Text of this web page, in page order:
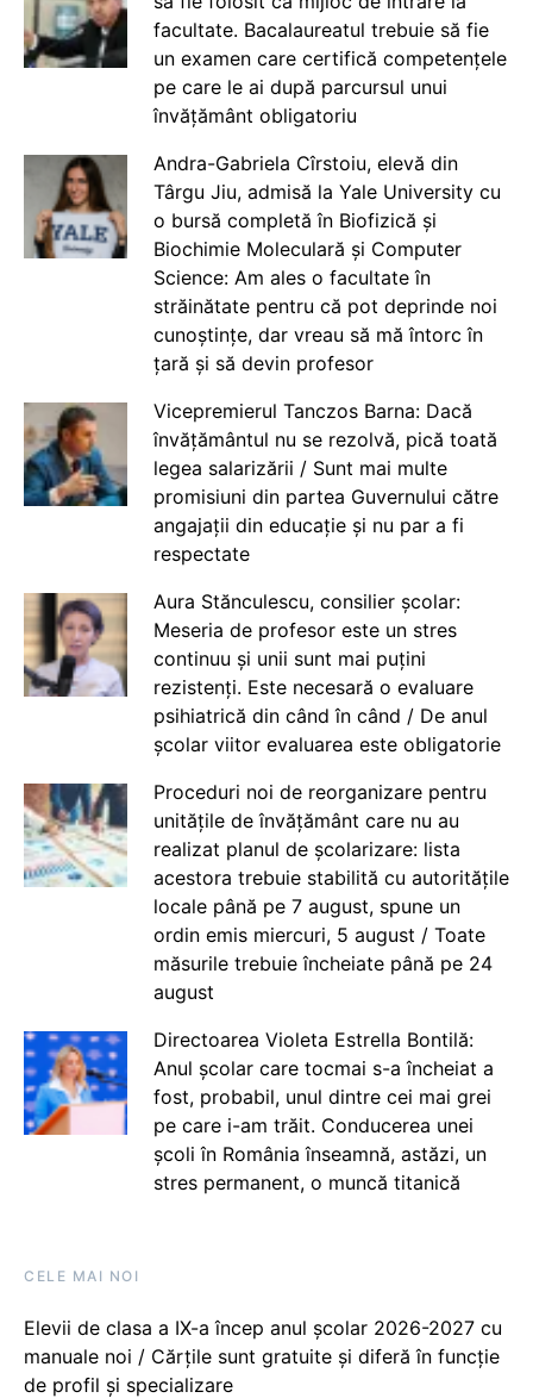
facultate. Bacalaureatul trebuie să fie
un examen care certifică competențele
pe care le ai după parcursul unui
învățământ obligatoriu
Andra-Gabriela Cîrstoiu, elevă din
Târgu Jiu, admisă la Yale University cu
o bursă completă în Biofizică și
Biochimie Moleculară și Computer
Science: Am ales o facultate în
străinătate pentru că pot deprinde noi
cunoștințe, dar vreau să mă întorc în
țară și să devin profesor
Vicepremierul Tanczos Barna: Dacă
învățământul nu se rezolvă, pică toată
legea salarizării / Sunt mai multe
promisiuni din partea Guvernului către
angajații din educație și nu par a fi
respectate
Aura Stănculescu, consilier școlar:
Meseria de profesor este un stres
continuu și unii sunt mai puțini
rezistenți. Este necesară o evaluare
psihiatrică din când în când / De anul
școlar viitor evaluarea este obligatorie
Proceduri noi de reorganizare pentru
unitățile de învățământ care nu au
realizat planul de școlarizare: lista
acestora trebuie stabilită cu autoritățile
locale până pe 7 august, spune un
ordin emis miercuri, 5 august / Toate
măsurile trebuie încheiate până pe 24
august
Directoarea Violeta Estrella Bontilă:
Anul școlar care tocmai s-a încheiat a
fost, probabil, unul dintre cei mai grei
pe care i-am trăit. Conducerea unei
școli în România înseamnă, astăzi, un
stres permanent, o muncă titanică
CELE MAI NOI
Elevii de clasa a IX-a încep anul școlar 2026-2027 cu
manuale noi / Cărțile sunt gratuite și diferă în funcție
de profil și specializare